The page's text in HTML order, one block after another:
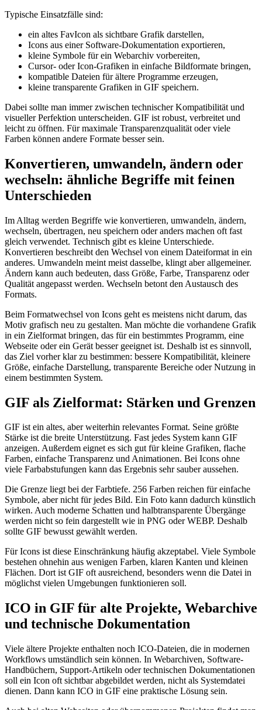
Typische Einsatzfälle sind:
ein altes FavIcon als sichtbare Grafik darstellen,
Icons aus einer Software-Dokumentation exportieren,
kleine Symbole für ein Webarchiv vorbereiten,
Cursor- oder Icon-Grafiken in einfache Bildformate bringen,
kompatible Dateien für ältere Programme erzeugen,
kleine transparente Grafiken in GIF speichern.
Dabei sollte man immer zwischen technischer Kompatibilität und
visueller Perfektion unterscheiden. GIF ist robust, verbreitet und
leicht zu öffnen. Für maximale Transparenzqualität oder viele
Farben können andere Formate besser sein.
Konvertieren, umwandeln, ändern oder
wechseln: ähnliche Begriffe mit feinen
Unterschieden
Im Alltag werden Begriffe wie konvertieren, umwandeln, ändern,
wechseln, übertragen, neu speichern oder anders machen oft fast
gleich verwendet. Technisch gibt es kleine Unterschiede.
Konvertieren beschreibt den Wechsel von einem Dateiformat in ein
anderes. Umwandeln meint meist dasselbe, klingt aber allgemeiner.
Ändern kann auch bedeuten, dass Größe, Farbe, Transparenz oder
Qualität angepasst werden. Wechseln betont den Austausch des
Formats.
Beim Formatwechsel von Icons geht es meistens nicht darum, das
Motiv grafisch neu zu gestalten. Man möchte die vorhandene Grafik
in ein Zielformat bringen, das für ein bestimmtes Programm, eine
Webseite oder ein Gerät besser geeignet ist. Deshalb ist es sinnvoll,
das Ziel vorher klar zu bestimmen: bessere Kompatibilität, kleinere
Größe, einfache Darstellung, transparente Bereiche oder Nutzung in
einem bestimmten System.
GIF als Zielformat: Stärken und Grenzen
GIF ist ein altes, aber weiterhin relevantes Format. Seine größte
Stärke ist die breite Unterstützung. Fast jedes System kann GIF
anzeigen. Außerdem eignet es sich gut für kleine Grafiken, flache
Farben, einfache Transparenz und Animationen. Bei Icons ohne
viele Farbabstufungen kann das Ergebnis sehr sauber aussehen.
Die Grenze liegt bei der Farbtiefe. 256 Farben reichen für einfache
Symbole, aber nicht für jedes Bild. Ein Foto kann dadurch künstlich
wirken. Auch moderne Schatten und halbtransparente Übergänge
werden nicht so fein dargestellt wie in PNG oder WEBP. Deshalb
sollte GIF bewusst gewählt werden.
Für Icons ist diese Einschränkung häufig akzeptabel. Viele Symbole
bestehen ohnehin aus wenigen Farben, klaren Kanten und kleinen
Flächen. Dort ist GIF oft ausreichend, besonders wenn die Datei in
möglichst vielen Umgebungen funktionieren soll.
ICO in GIF für alte Projekte, Webarchive
und technische Dokumentation
Viele ältere Projekte enthalten noch ICO-Dateien, die in modernen
Workflows umständlich sein können. In Webarchiven, Software-
Handbüchern, Support-Artikeln oder technischen Dokumentationen
soll ein Icon oft sichtbar abgebildet werden, nicht als Systemdatei
dienen. Dann kann ICO in GIF eine praktische Lösung sein.